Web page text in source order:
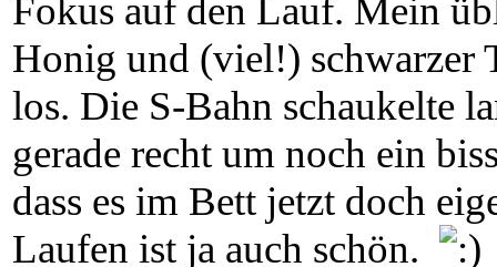
Fokus auf den Lauf. Mein
Honig und (viel!) schwarzer
los. Die S-Bahn schaukelte
gerade recht um noch ein
dass es im Bett jetzt doch
Laufen ist ja auch schön.